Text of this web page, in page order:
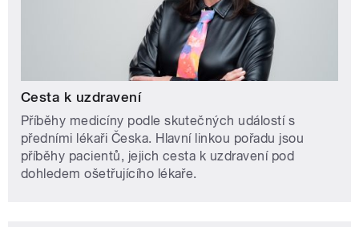
Cesta k uzdravení
Příběhy medicíny podle skutečných událostí s
předními lékaři Česka. Hlavní linkou pořadu jsou
příběhy pacientů, jejich cesta k uzdravení pod
dohledem ošetřujícího lékaře.